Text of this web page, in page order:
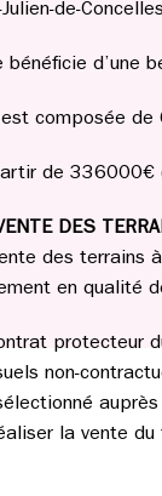
de-
d’une
composée
de 336000€
DES
des
en qualité
protecteur
non-
la vente